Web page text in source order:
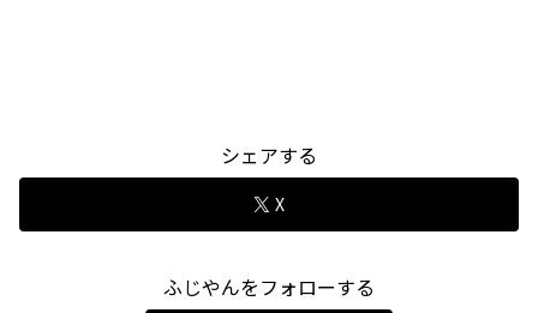
シェアする
X
ふじやんをフォローする